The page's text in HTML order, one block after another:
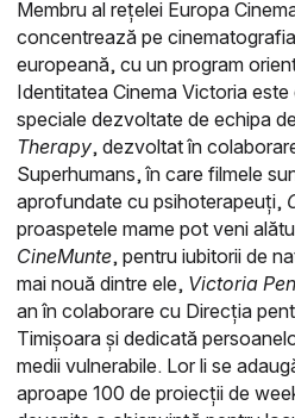
Membru al rețelei Europa
concentrează pe
europeană, cu un program
Identitatea Cinema Victoria este
speciale dezvoltate de echipa
Therapy, dezvoltat în
Superhumans, în care filmele
aprofundate cu psihoterapeuți,
proaspetele mame pot veni
CineMunte, pentru iubitorii de
mai nouă dintre ele, Victoria
an în colaborare cu Direcția
Timișoara și dedicată
medii vulnerabile. Lor li se
aproape 100 de proiecții de